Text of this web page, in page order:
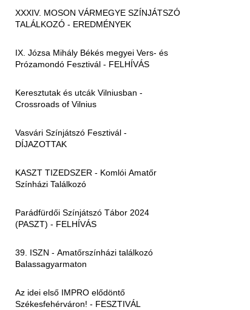
XXXIV. MOSON VÁRMEGYE SZÍNJÁTSZÓ
TALÁLKOZÓ - EREDMÉNYEK
IX. Józsa Mihály Békés megyei Vers- és
Prózamondó Fesztivál - FELHÍVÁS
Keresztutak és utcák Vilniusban -
Crossroads of Vilnius
Vasvári Színjátszó Fesztivál -
DÍJAZOTTAK
KASZT TIZEDSZER - Komlói Amatőr
Színházi Találkozó
Parádfürdői Színjátszó Tábor 2024
(PASZT) - FELHÍVÁS
39. ISZN - Amatőrszínházi találkozó
Balassagyarmaton
Az idei első IMPRO elődöntő
Székesfehérváron! - FESZTIVÁL